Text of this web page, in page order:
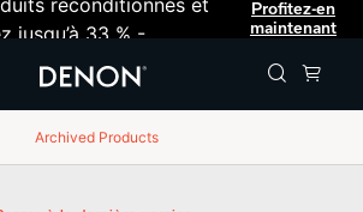
reconditionnés et
jusqu’à 33 % -
Profitez-en
maintenant
Archived Products